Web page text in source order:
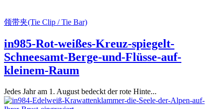
领带夹(Tie Clip / Tie Bar)
in985-Rot-weißes-Kreuz-spiegelt-
Schneesamt-Berge-und-Flüsse-auf-
kleinem-Raum
Jedes Jahr am 1. August bedeckt der rote Hinte...